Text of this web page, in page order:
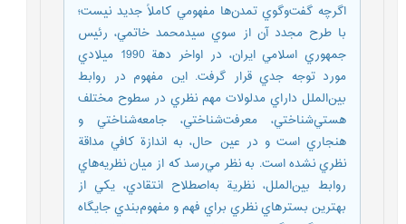
اگرچه‌ گفت‌وگوي‌ تمدن‌ها مفهومي كاملاً جديد نيست‌؛
با طرح‌ مجدد آن‌ از سوي‌ سيدمحمد خاتمي‌، رئيس‌
جمهوري‌ اسلامي‌ ايران‌، در اواخر دهة‌ 1990 ميلادي‌
مورد توجه‌ جدي‌ قرار گرفت‌. اين‌ مفهوم‌ در روابط‌
بين‌الملل‌ داراي‌ مدلولات‌ مهم‌ نظري‌ در سطوح‌ مختلف‌
هستي‌شناختي‌، معرفت‌شناختي‌، جامعه‌شناختي و
هنجاري‌ است‌ و در عين‌ حال‌، به‌ اندازة‌ كافي‌ مداقة‌
نظري‌ نشده‌ است‌. به‌ نظر مي‌رسد كه‌ از ميان‌ نظريه‌هاي‌
روابط‌ بين‌الملل‌، نظرية‌ به‌اصطلاح‌ انتقادي،‌ يكي‌ از
بهترين‌ بسترهاي‌ نظري‌ براي‌ فهم‌ و مفهوم‌بندي‌ جايگاه‌